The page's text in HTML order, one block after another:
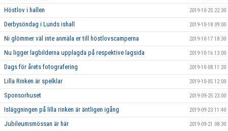
Höstlov i hallen 2019-10-25 22:30
Derbysöndag i Lunds ishall 2019-10-18 09:00
Ni glömmer väl inte anmäla er till höstlovscamperna 2019-10-17 18:30
Nu ligger lagbilderna upplagda på respektive lagsida 2019-10-16 13:00
Dags för årets fotografering 2019-10-08 11:20
Lilla Rinken är spelklar 2019-10-05 12:00
Sponsorhuset 2019-09-25 23:00
Isläggningen på lilla rinken är äntligen igång 2019-09-23 11:40
Jubileumsmössan är här 2019-09-21 08:30